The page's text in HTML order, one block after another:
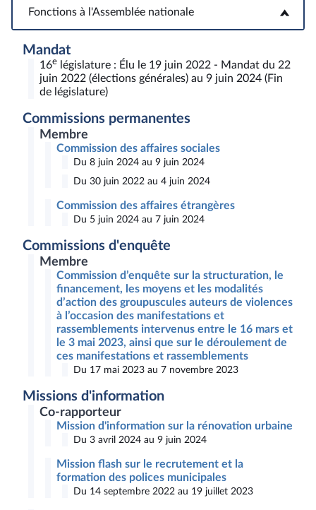
Fonctions à l'Assemblée nationale
Fonctions à l'Assemblée nationale
Mandat
16e législature : Élu le 19 juin 2022 - Mandat du 22
juin 2022 (élections générales) au 9 juin 2024 (Fin
de législature)
Commissions permanentes
Membre
Commission des affaires sociales
Du 8 juin 2024 au 9 juin 2024
Du 30 juin 2022 au 4 juin 2024
Commission des affaires étrangères
Du 5 juin 2024 au 7 juin 2024
Commissions d'enquête
Membre
Commission d’enquête sur la structuration, le
financement, les moyens et les modalités
d’action des groupuscules auteurs de violences
à l’occasion des manifestations et
rassemblements intervenus entre le 16 mars et
le 3 mai 2023, ainsi que sur le déroulement de
ces manifestations et rassemblements
Du 17 mai 2023 au 7 novembre 2023
Missions d'information
Co-rapporteur
Mission d'information sur la rénovation urbaine
Du 3 avril 2024 au 9 juin 2024
Mission flash sur le recrutement et la
formation des polices municipales
Du 14 septembre 2022 au 19 juillet 2023